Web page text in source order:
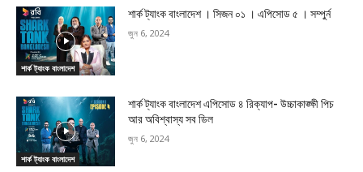
শার্ক ট্যাংক বাংলাদেশ
শার্ক ট্যাংক বাংলাদেশ । সিজন ০১ । এপিসোড ৫ । সম্পুর্ন
জুন 6, 2024
শার্ক ট্যাংক বাংলাদেশ
শার্ক ট্যাংক বাংলাদেশ এপিসোড ৪ রিক্যাপ- উচ্চাকাঙ্ক্ষী পিচ
আর অবিশ্বাস্য সব ডিল
জুন 6, 2024